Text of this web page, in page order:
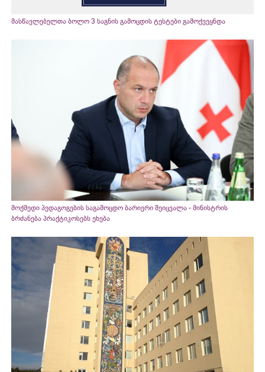
მასწავლებელთა ბოლო 3 საგნის გამოცდის ტესტები გამოქვეყნდა
მოქმედი პედაგოგების საგამოცდო ბარიერი შეიცვალა - მინისტრის
ბრძანება პრაქტიკოსებს ეხება